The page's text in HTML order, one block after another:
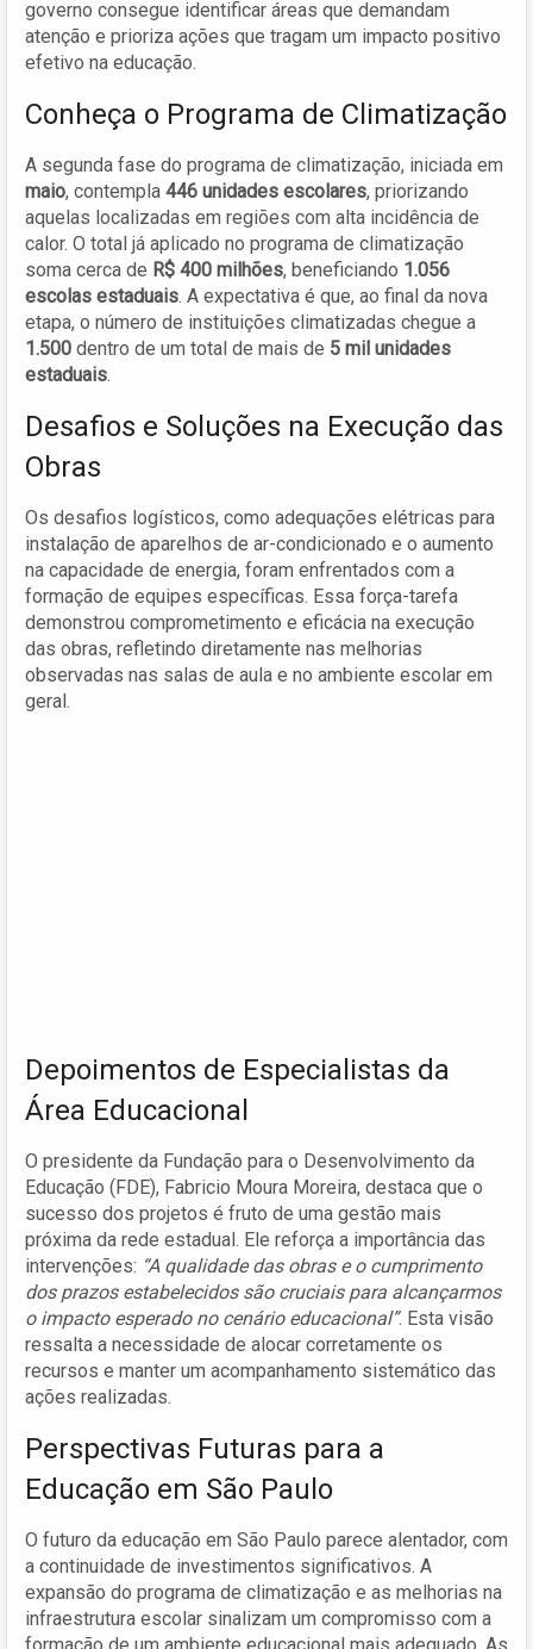
governo consegue identificar áreas que demandam
atenção e prioriza ações que tragam um impacto positivo
efetivo na educação.
Conheça o Programa de Climatização
A segunda fase do programa de climatização, iniciada em
maio, contempla 446 unidades escolares, priorizando
aquelas localizadas em regiões com alta incidência de
calor. O total já aplicado no programa de climatização
soma cerca de R$ 400 milhões, beneficiando 1.056
escolas estaduais. A expectativa é que, ao final da nova
etapa, o número de instituições climatizadas chegue a
1.500 dentro de um total de mais de 5 mil unidades
estaduais.
Desafios e Soluções na Execução das
Obras
Os desafios logísticos, como adequações elétricas para
instalação de aparelhos de ar-condicionado e o aumento
na capacidade de energia, foram enfrentados com a
formação de equipes específicas. Essa força-tarefa
demonstrou comprometimento e eficácia na execução
das obras, refletindo diretamente nas melhorias
observadas nas salas de aula e no ambiente escolar em
geral.
Depoimentos de Especialistas da
Área Educacional
O presidente da Fundação para o Desenvolvimento da
Educação (FDE), Fabricio Moura Moreira, destaca que o
sucesso dos projetos é fruto de uma gestão mais
próxima da rede estadual. Ele reforça a importância das
intervenções: “A qualidade das obras e o cumprimento
dos prazos estabelecidos são cruciais para alcançarmos
o impacto esperado no cenário educacional”. Esta visão
ressalta a necessidade de alocar corretamente os
recursos e manter um acompanhamento sistemático das
ações realizadas.
Perspectivas Futuras para a
Educação em São Paulo
O futuro da educação em São Paulo parece alentador, com
a continuidade de investimentos significativos. A
expansão do programa de climatização e as melhorias na
infraestrutura escolar sinalizam um compromisso com a
formação de um ambiente educacional mais adequado. As